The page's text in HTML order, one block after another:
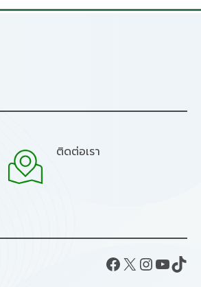
ติดต่อเรา
Facebook X InstagramYouTube TikTok